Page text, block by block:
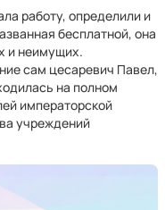
работу, определили и
бесплатной, она
и неимущих.
сам цесаревич Павел,
на полном
императорской
учреждений